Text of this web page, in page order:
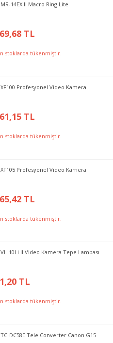
14EX II Macro Ring Lite
TL
stoklarda tükenmiştir.
Profesyonel Video Kamera
TL
stoklarda tükenmiştir.
Profesyonel Video Kamera
TL
stoklarda tükenmiştir.
10Li II Video Kamera Tepe Lambası
TL
stoklarda tükenmiştir.
DC58E Tele Converter Canon G15